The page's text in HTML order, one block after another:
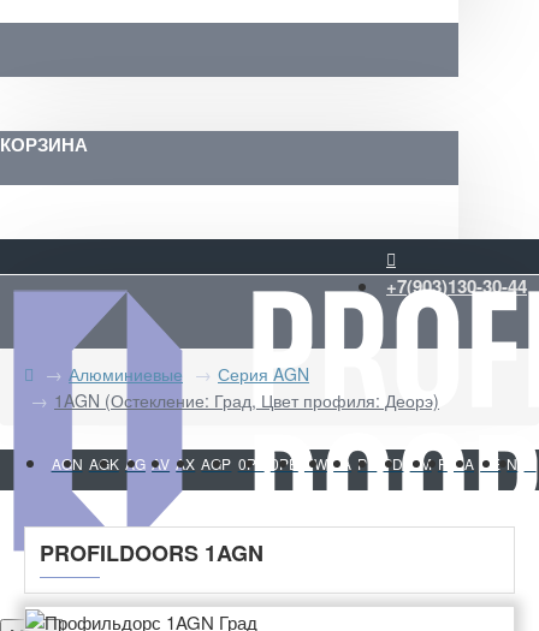
КОРЗИНА
+7(903)130-30-44
Алюминиевые
Серия AGN
1AGN (Остекление: Град, Цвет профиля: Деорэ)
AGN AGK AG AV AX AGP 0PA 0PE PW PA PE PD PM P NA NE N
PROFILDOORS 1AGN